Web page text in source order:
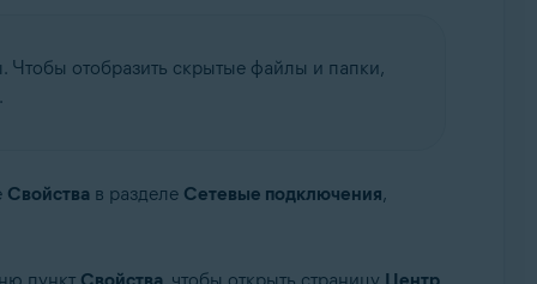
Чтобы отобразить скрытые файлы и папки,
.
Свойствав разделе Сетевые подключения,